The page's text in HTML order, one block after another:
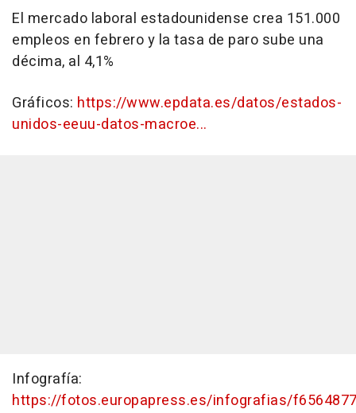
El mercado laboral estadounidense crea 151.000
empleos en febrero y la tasa de paro sube una
décima, al 4,1%
Gráficos: https://www.epdata.es/datos/estados-
unidos-eeuu-datos-macroe...
Infografía:
https://fotos.europapress.es/infografias/